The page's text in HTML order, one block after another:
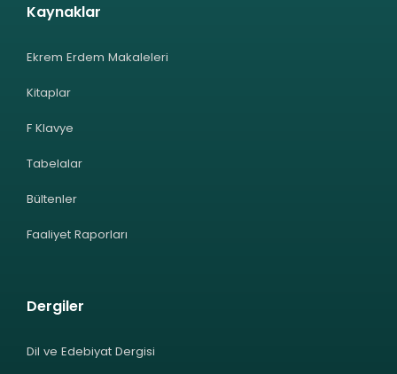
Kaynaklar
Ekrem Erdem Makaleleri
Kitaplar
F Klavye
Tabelalar
Bültenler
Faaliyet Raporları
Dergiler
Dil ve Edebiyat Dergisi